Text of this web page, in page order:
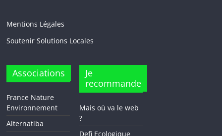
Mentions Légales
Soutenir Solutions Locales
Associations
France Nature
Environnement
Alternatiba
Je
recommande
Mais où va le web
?
Defi Ecologique